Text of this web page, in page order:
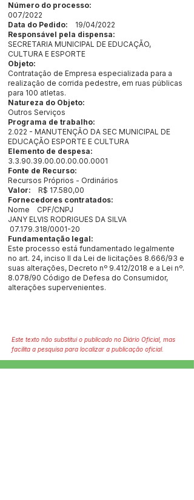
Número do processo:
007/2022
Data do Pedido:
19/04/2022
Responsável pela dispensa:
SECRETARIA MUNICIPAL DE EDUCAÇÃO,
CULTURA E ESPORTE
Objeto:
Contratação de Empresa especializada para a
realização de corrida pedestre, em ruas públicas
para 100 atletas.
Natureza do Objeto:
Outros Serviços
Programa de trabalho:
2.022 - MANUTENÇÃO DA SEC MUNICIPAL DE
EDUCAÇÃO ESPORTE E CULTURA
Elemento de despesa:
3.3.90.39.00.00.00.00.0001
Fonte de Recurso:
Recursos Próprios - Ordinários
Valor:
R$ 17.580,00
Fornecedores contratados:
Nome CPF/CNPJ
JANY ELVIS RODRIGUES DA SILVA
07.179.318/0001-20
Fundamentação legal:
Este processo está fundamentado legalmente
no art. 24, inciso II da Lei de licitações 8.666/93 e
suas alterações, Decreto nº 9.412/2018 e a Lei nº.
8.078/90 Código de Defesa do Consumidor,
alterações supervenientes.
Este texto não substitui o publicado no Diário Oficial, mas
facilita a pesquisa para localizar a publicação oficial.